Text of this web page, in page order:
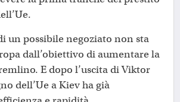
un possibile negoziato non sta
dall’obiettivo di aumentare la
E dopo l’uscita di Viktor
dell’Ue a Kiev ha già